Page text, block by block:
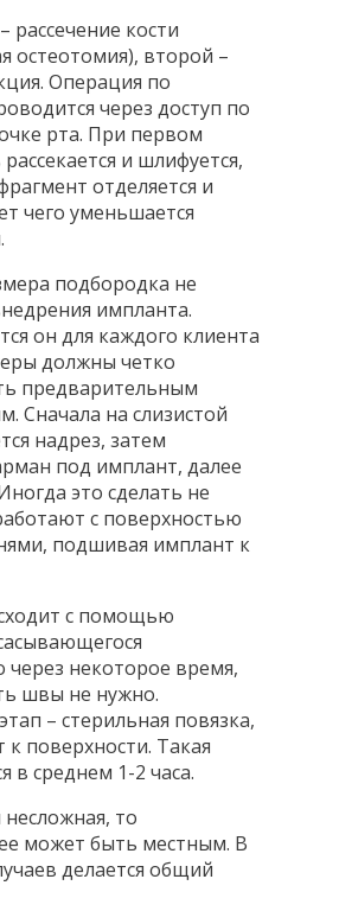
рассечение кости
остеотомия), второй –
Операция по
через доступ по
рта. При первом
и шлифуется,
отделяется и
чего уменьшается
подбородка не
импланта.
он для каждого клиента
должны четко
предварительным
Сначала на слизистой
надрез, затем
под имплант, далее
это сделать не
с поверхностью
подшивая имплант к
с помощью
через некоторое время,
швы не нужно.
– стерильная повязка,
поверхности. Такая
в среднем 1-2 часа.
то
может быть местным. В
делается общий